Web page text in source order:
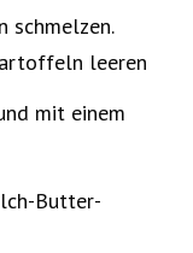
schmelzen.
leeren
mit einem
Butter-